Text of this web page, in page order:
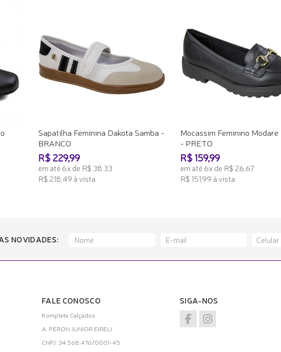
Sapatilha Feminina Dakota Samba -
BRANCO
R$ 229,99
em até 6x de R$ 38,33
R$ 218,49 à vista
Mocassim Feminino
- PRETO
R$ 159,99
em até 6x de R$ 26,67
R$ 151,99 à vista
NOVIDADES:
FALE CONOSCO
Kompleta Calçados
A. PERON JUNIOR EIRELI
CNPJ: 34.568.476/0001-45
SIGA-NOS